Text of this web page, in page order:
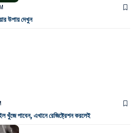
উপায় দেখুন
খুঁজে পাবেন, এখানে রেজিষ্ট্রেশন করলেই